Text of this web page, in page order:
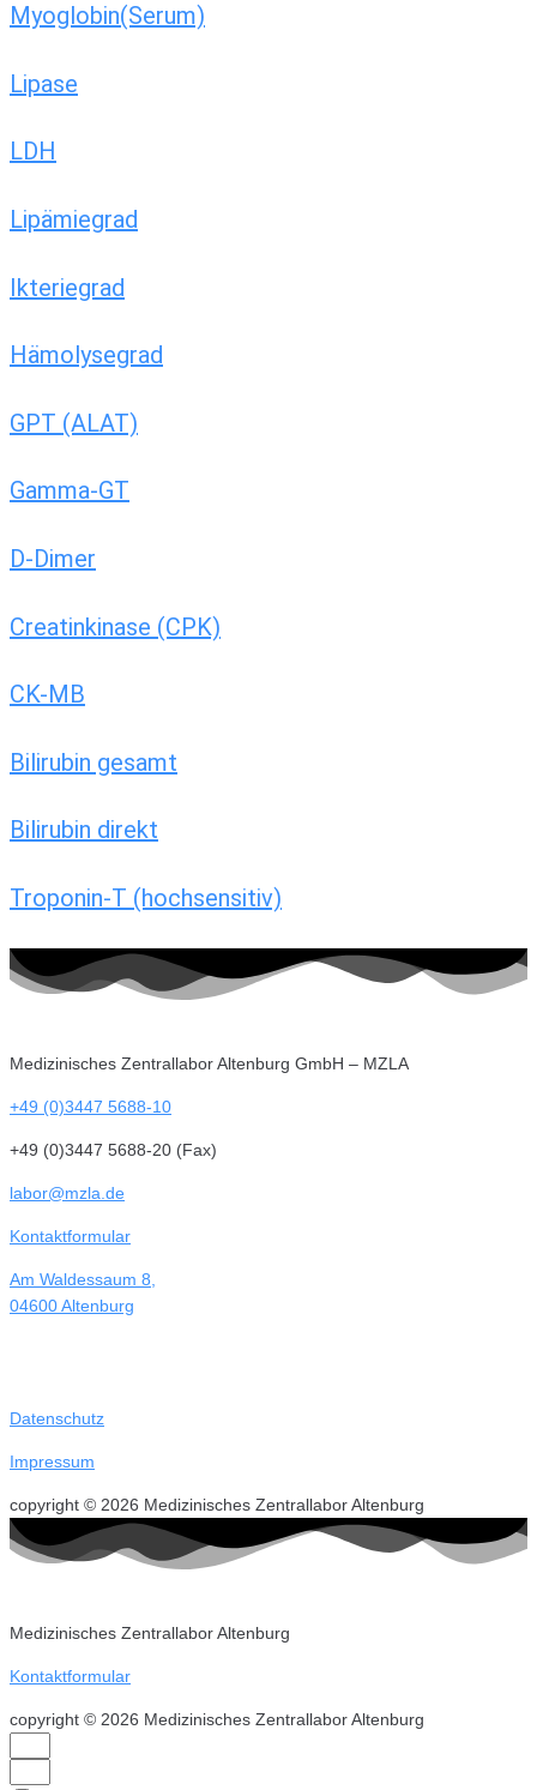
Myoglobin(Serum)
Lipase
LDH
Lipämiegrad
Ikteriegrad
Hämolysegrad
GPT (ALAT)
Gamma-GT
D-Dimer
Creatinkinase (CPK)
CK-MB
Bilirubin gesamt
Bilirubin direkt
Troponin-T (hochsensitiv)
Medizinisches Zentrallabor Altenburg GmbH – MZLA
+49 (0)3447 5688-10
+49 (0)3447 5688-20 (Fax)
labor@mzla.de
Kontaktformular
Am Waldessaum 8,
04600 Altenburg
Datenschutz
Impressum
copyright © 2026 Medizinisches Zentrallabor Altenburg
Medizinisches Zentrallabor Altenburg
Kontaktformular
copyright © 2026 Medizinisches Zentrallabor Altenburg